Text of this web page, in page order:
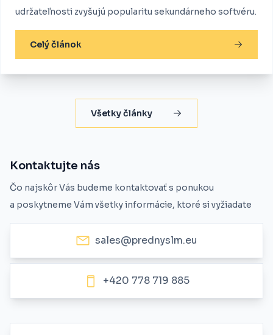
udržateľnosti zvyšujú popularitu sekundárneho softvéru.
Celý článok
Všetky články
Kontaktujte nás
Čo najskôr Vás budeme kontaktovať s ponukou
a poskytneme Vám všetky informácie, ktoré si vyžiadate
sales@prednyslm.eu
+420 778 719 885